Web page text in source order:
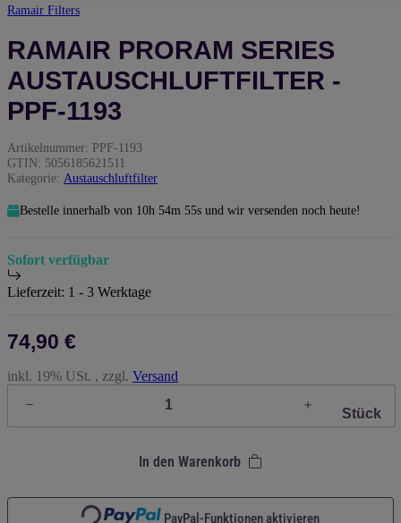
Ramair Filters
RAMAIR PRORAM SERIES
AUSTAUSCHLUFTFILTER -
PPF-1193
Artikelnummer: PPF-1193
GTIN: 5056185621511
Kategorie: Austauschluftfilter
Bestelle innerhalb von 10h 54m 54s und wir versenden noch heute!
Sofort verfügbar
Lieferzeit: 1 - 3 Werktage
74,90 €
inkl. 19% USt. , zzgl. Versand
Stück
In den Warenkorb
Loading...
PayPal-Funktionen aktivieren